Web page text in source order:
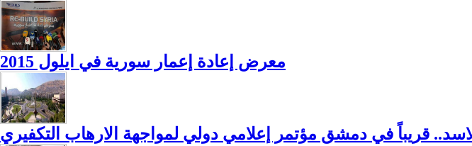
معرض إعادة إعمار سورية في ايلول 2015
قريباً في دمشق مؤتمر إعلامي دولي لمواجهة الارهاب التكفيري